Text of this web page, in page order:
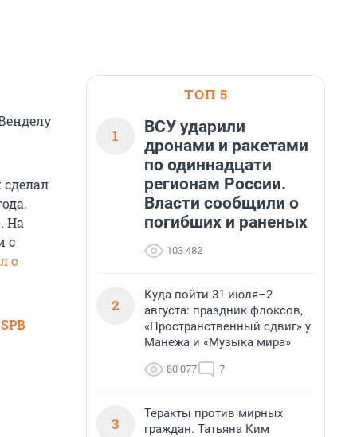
На
с
о
ТОП 5
1
ВСУ ударили
дронами и ракетами
по одиннадцати
регионам России.
Власти сообщили о
погибших и раненых
103 482
2
Куда пойти 31 июля–2
августа: праздник флоксов,
«Пространственный сдвиг» у
Манежа и «Музыка мира»
80 077 7
3
Теракты против мирных
граждан. Татьяна Ким